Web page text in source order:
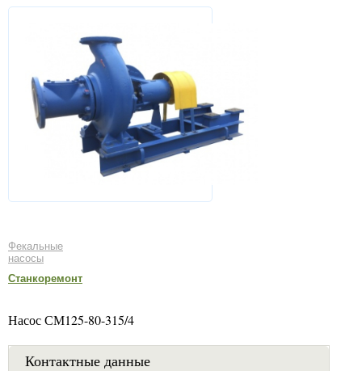
Фекальные
насосы
Станкоремонт
Насос СМ125-80-315/4
Контактные данные